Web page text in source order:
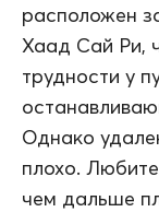
расположен
Хаад Сай Ри,
трудности у
Однако
плохо.
чем дальше